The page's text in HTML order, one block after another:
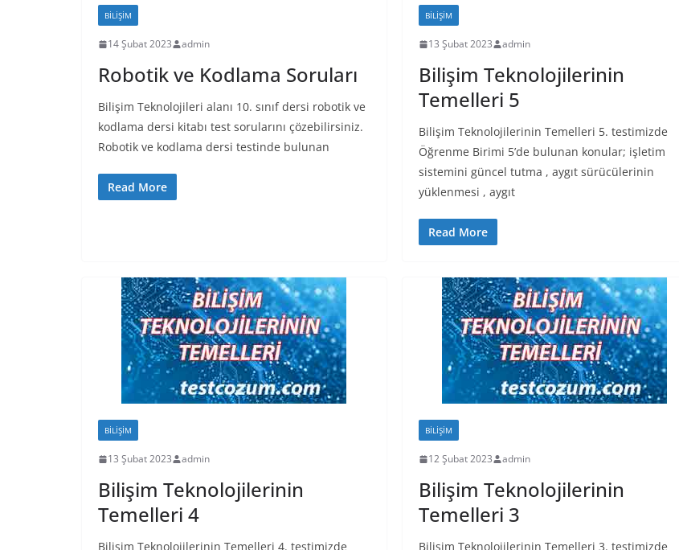
BILIŞIM
14 Şubat 2023 admin
Robotik ve Kodlama Soruları
Bilişim Teknolojileri alanı 10. sınıf dersi robotik ve
kodlama dersi kitabı test sorularını çözebilirsiniz.
Robotik ve kodlama dersi testinde bulunan
Read More
BILIŞIM
13 Şubat 2023 admin
Bilişim Teknolojilerinin
Temelleri 5
Bilişim Teknolojilerinin Temelleri 5. testimizde
Öğrenme Birimi 5’de bulunan konular; işletim
sistemini güncel tutma , aygıt sürücülerinin
yüklenmesi , aygıt
Read More
BILIŞIM
13 Şubat 2023 admin
Bilişim Teknolojilerinin
Temelleri 4
Bilişim Teknolojilerinin Temelleri 4. testimizde
BILIŞIM
12 Şubat 2023 admin
Bilişim Teknolojilerinin
Temelleri 3
Bilişim Teknolojilerinin Temelleri 3. testimizde